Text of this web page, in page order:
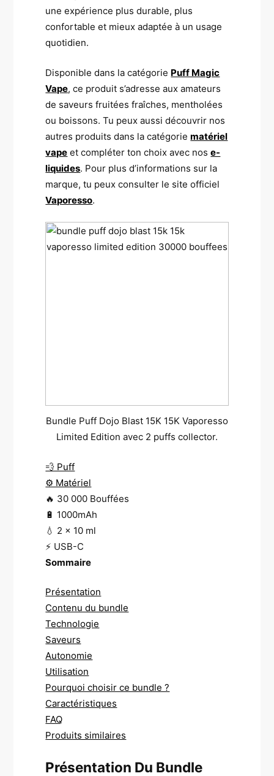
une expérience plus durable, plus
confortable et mieux adaptée à un usage
quotidien.
Disponible dans la catégorie Puff Magic
Vape, ce produit s’adresse aux amateurs
de saveurs fruitées fraîches, mentholées
ou boissons. Tu peux aussi découvrir nos
autres produits dans la catégoriematériel
vape et compléter ton choix avec nose-
liquides. Pour plus d’informations sur la
marque, tu peux consulter le site officiel
Vaporesso.
Bundle Puff Dojo Blast 15K 15K Vaporesso
Limited Edition avec 2 puffs collector.
💨 Puff
⚙️ Matériel
🔥 30 000 Bouffées
🔋 1000mAh
💧 2 x 10 ml
⚡ USB-C
Sommaire
Présentation
Contenu du bundle
Technologie
Saveurs
Autonomie
Utilisation
Pourquoi choisir ce bundle ?
Caractéristiques
FAQ
Produits similaires
Présentation Du Bundle